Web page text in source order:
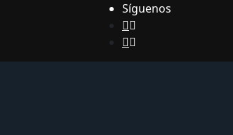
Síguenos